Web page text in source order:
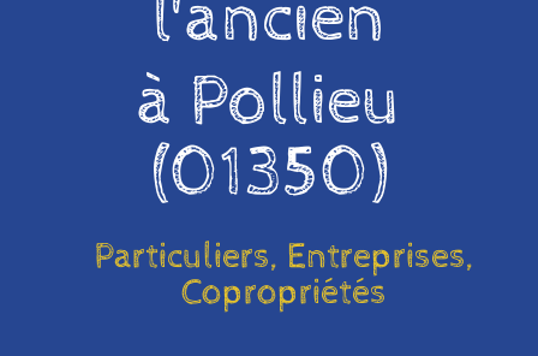
l'ancien
à Pollieu
(01350)
Particuliers, Entreprises,
Copropriétés